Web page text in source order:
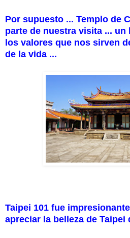
Por supuesto ... Templo de
parte de nuestra visita ... un
los valores que nos sirven
de la vida ...
Taipei 101 fue
apreciar la belleza de